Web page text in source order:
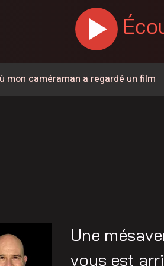
mon caméraman a regardé un film
57 ans est décédé
à la circulation à la hauteur de
à pied pour parler de santé
Une
vous est